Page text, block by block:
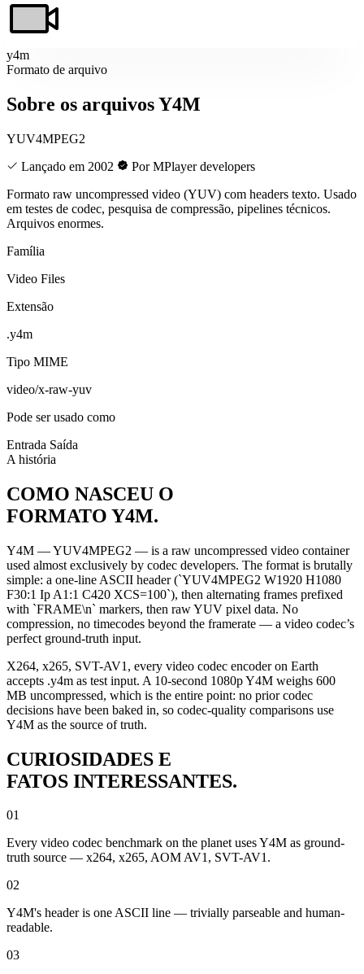
y4m
Formato de arquivo
Sobre os arquivos Y4M
YUV4MPEG2
Lançado em 2002
Por MPlayer developers
Formato raw uncompressed video (YUV) com headers texto. Usado
em testes de codec, pesquisa de compressão, pipelines técnicos.
Arquivos enormes.
Família
Video Files
Extensão
.y4m
Tipo MIME
video/x-raw-yuv
Pode ser usado como
Entrada Saída
A história
COMO NASCEU O
FORMATO Y4M.
Y4M — YUV4MPEG2 — is a raw uncompressed video container
used almost exclusively by codec developers. The format is brutally
simple: a one-line ASCII header (`YUV4MPEG2 W1920 H1080
F30:1 Ip A1:1 C420 XCS=100`), then alternating frames prefixed
with `FRAME\n` markers, then raw YUV pixel data. No
compression, no timecodes beyond the framerate — a video codec’s
perfect ground-truth input.
X264, x265, SVT-AV1, every video codec encoder on Earth
accepts .y4m as test input. A 10-second 1080p Y4M weighs 600
MB uncompressed, which is the entire point: no prior codec
decisions have been baked in, so codec-quality comparisons use
Y4M as the source of truth.
CURIOSIDADES E
FATOS INTERESSANTES.
01
Every video codec benchmark on the planet uses Y4M as ground-
truth source — x264, x265, AOM AV1, SVT-AV1.
02
Y4M's header is one ASCII line — trivially parseable and human-
readable.
03